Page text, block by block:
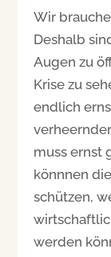
Wir
Deshalb
Augen zu
Krise zu
endlich
muss ernst
könnnen
schützen,
werden